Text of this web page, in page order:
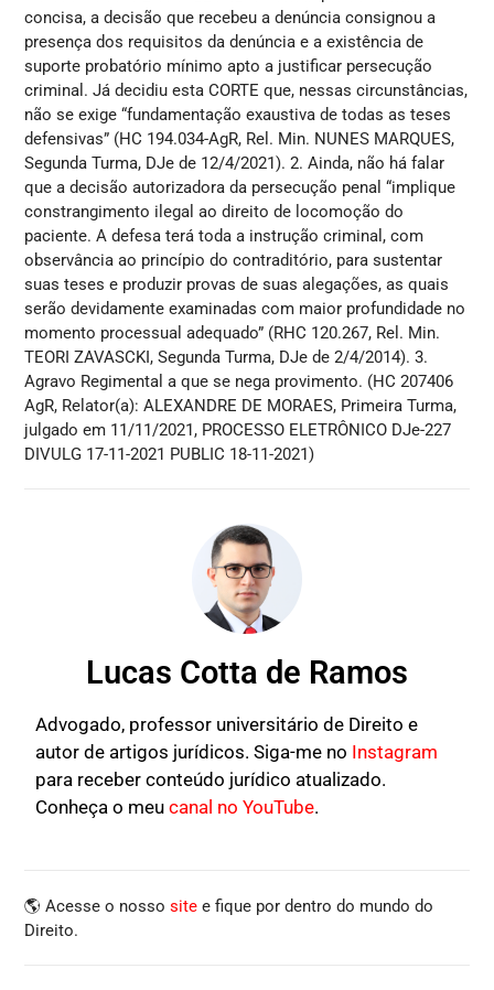
concisa, a decisão que recebeu a denúncia consignou a
presença dos requisitos da denúncia e a existência de
suporte probatório mínimo apto a justificar persecução
criminal. Já decidiu esta CORTE que, nessas circunstâncias,
não se exige “fundamentação exaustiva de todas as teses
defensivas” (HC 194.034-AgR, Rel. Min. NUNES MARQUES,
Segunda Turma, DJe de 12/4/2021). 2. Ainda, não há falar
que a decisão autorizadora da persecução penal “implique
constrangimento ilegal ao direito de locomoção do
paciente. A defesa terá toda a instrução criminal, com
observância ao princípio do contraditório, para sustentar
suas teses e produzir provas de suas alegações, as quais
serão devidamente examinadas com maior profundidade no
momento processual adequado” (RHC 120.267, Rel. Min.
TEORI ZAVASCKI, Segunda Turma, DJe de 2/4/2014). 3.
Agravo Regimental a que se nega provimento. (HC 207406
AgR, Relator(a): ALEXANDRE DE MORAES, Primeira Turma,
julgado em 11/11/2021, PROCESSO ELETRÔNICO DJe-227
DIVULG 17-11-2021 PUBLIC 18-11-2021)
Lucas Cotta de Ramos
Advogado, professor universitário de Direito e
autor de artigos jurídicos. Siga-me no Instagram
para receber conteúdo jurídico atualizado.
Conheça o meucanal no YouTube.
🌎 Acesse o nossosite e fique por dentro do mundo do
Direito.